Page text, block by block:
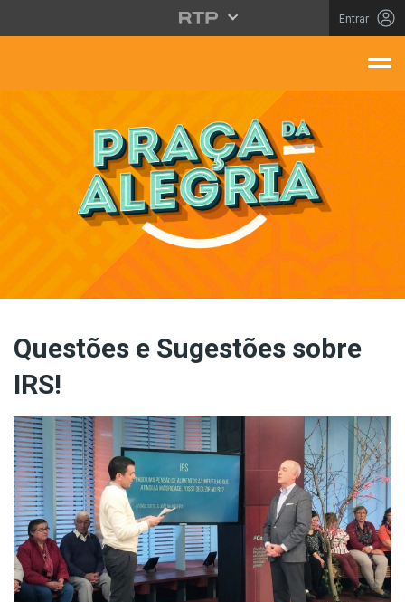
Saltar para o conteúdo principal
Entrar
Questões e Sugestões sobre
IRS!